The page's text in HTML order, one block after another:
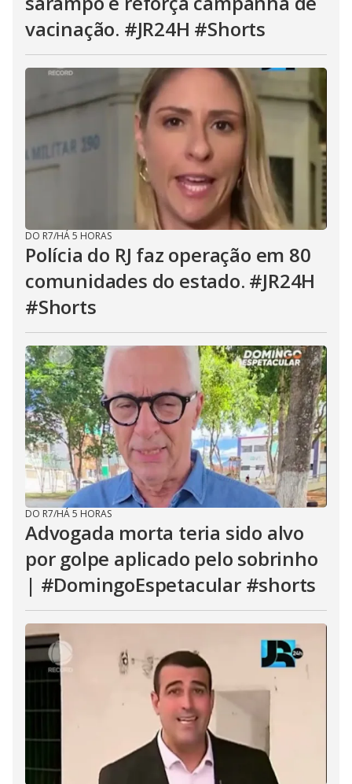
vacinação. #JR24H #Shorts
DO R7/HÁ 5 HORAS
Polícia do RJ faz operação em 80
comunidades do estado. #JR24H
#Shorts
DO R7/HÁ 5 HORAS
Advogada morta teria sido alvo
por golpe aplicado pelo sobrinho
| #DomingoEspetacular #shorts